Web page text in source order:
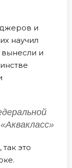
и
научил
и
это